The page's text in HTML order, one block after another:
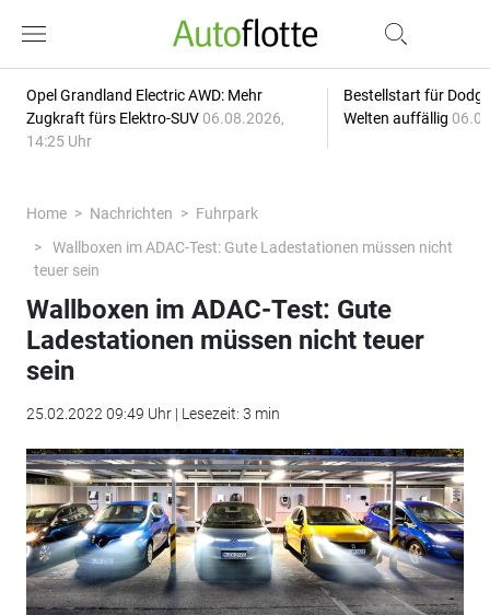
Opel Grandland Electric AWD: Mehr
Zugkraft fürs Elektro-SUV 06.08.2026,
14:25 Uhr
Bestellstart für
Welten auffällig
Home Nachrichten
Fuhrpark
Wallboxen im ADAC-Test: Gute Ladestationen müssen nicht
teuer sein
Wallboxen im ADAC-Test: Gute
Ladestationen müssen nicht teuer
sein
25.02.2022 09:49 Uhr | Lesezeit: 3 min